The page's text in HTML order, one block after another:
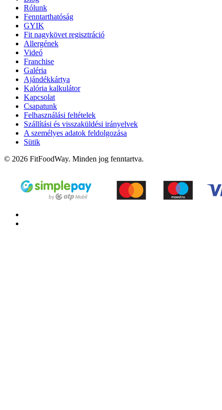
Rólunk
Fenntarthatóság
GYIK
Fit nagykövet regisztráció
Allergének
Videó
Franchise
Galéria
Ajándékkártya
Kalória kalkulátor
Kapcsolat
Csapatunk
Felhasználási feltételek
Szállítási és visszaküldési irányelvek
A személyes adatok feldolgozása
Sütik
© 2026 FitFoodWay. Minden jog fenntartva.